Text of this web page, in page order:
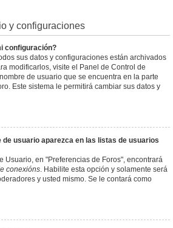
y configuraciones
configuración?
sus datos y configuraciones están archivados
modificarlos, visite el Panel de Control de
de usuario que se encuentra en la parte
Este sistema le permitirá cambiar sus datos y
usuario aparezca en las listas de usuarios
Usuario, en "Preferencias de Foros", encontrará
conexións. Habilite esta opción y solamente será
y usted mismo. Se le contará como